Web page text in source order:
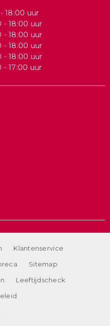
18:00 uur
- 18:00 uur
- 18:00 uur
- 18:00 uur
- 18:00 uur
- 17:00 uur
Klantenservice
Sitemap
Leeftijdscheck